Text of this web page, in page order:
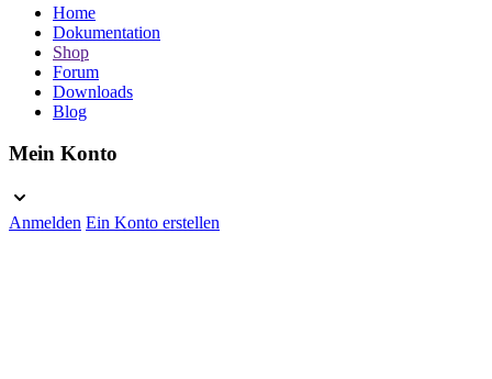
Home
Dokumentation
Shop
Forum
Downloads
Blog
Mein Konto
Anmelden Ein Konto erstellen